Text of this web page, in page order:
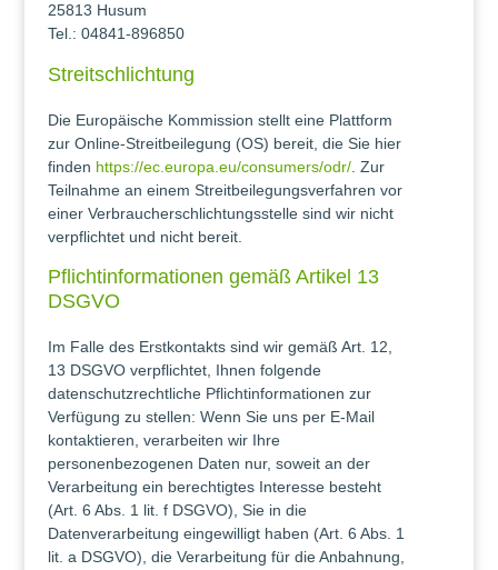
25813 Husum
Tel.: 04841-896850
Streitschlichtung
Die Europäische Kommission stellt eine Plattform
zur Online-Streitbeilegung (OS) bereit, die Sie hier
finden https://ec.europa.eu/consumers/odr/. Zur
Teilnahme an einem Streitbeilegungsverfahren vor
einer Verbraucherschlichtungsstelle sind wir nicht
verpflichtet und nicht bereit.
Pflichtinformationen gemäß Artikel 13
DSGVO
Im Falle des Erstkontakts sind wir gemäß Art. 12,
13 DSGVO verpflichtet, Ihnen folgende
datenschutzrechtliche Pflichtinformationen zur
Verfügung zu stellen: Wenn Sie uns per E-Mail
kontaktieren, verarbeiten wir Ihre
personenbezogenen Daten nur, soweit an der
Verarbeitung ein berechtigtes Interesse besteht
(Art. 6 Abs. 1 lit. f DSGVO), Sie in die
Datenverarbeitung eingewilligt haben (Art. 6 Abs. 1
lit. a DSGVO), die Verarbeitung für die Anbahnung,